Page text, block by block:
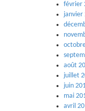
février
janvier
août
juillet
juin
mai
avril